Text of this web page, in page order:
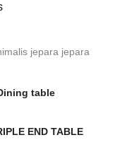
table
END TABLE